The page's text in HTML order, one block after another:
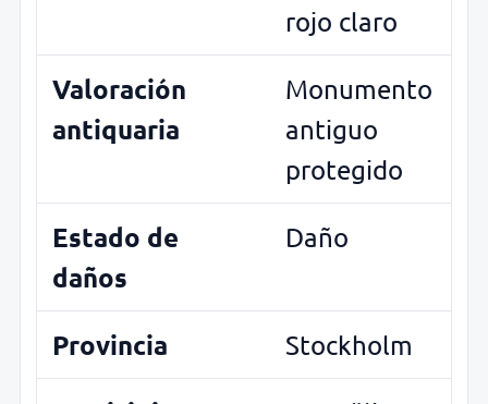
rojo claro
Valoración
antiquaria
Monumento
antiguo
protegido
Estado de
daños
Daño
Provincia Stockholm